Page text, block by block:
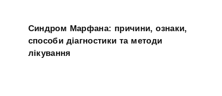
Синдром Марфана: причини, ознаки,
способи діагностики та методи
лікування